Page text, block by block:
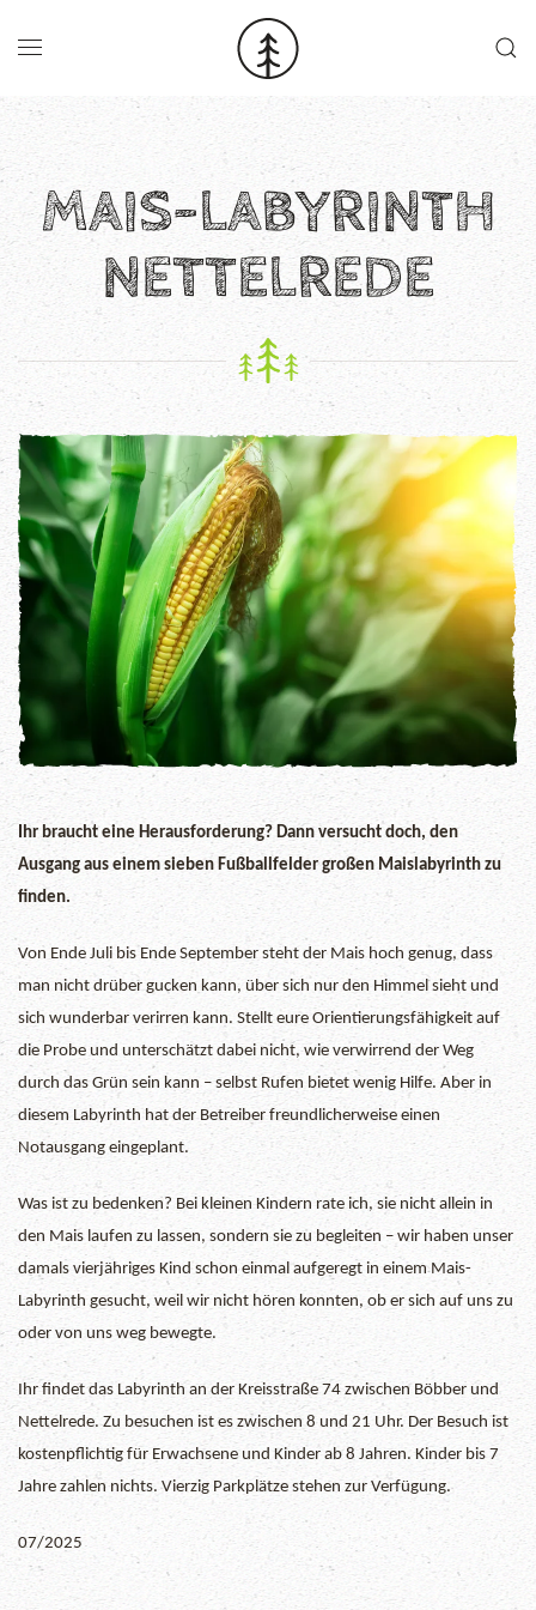
Skip to main content
MAIS-LABYRINTH
NETTELREDE
Ihr braucht eine Herausforderung? Dann versucht doch, den
Ausgang aus einem sieben Fußballfelder großen Maislabyrinth zu
finden.
Von Ende Juli bis Ende September steht der Mais hoch genug, dass
man nicht drüber gucken kann, über sich nur den Himmel sieht und
sich wunderbar verirren kann. Stellt eure Orientierungsfähigkeit auf
die Probe und unterschätzt dabei nicht, wie verwirrend der Weg
durch das Grün sein kann – selbst Rufen bietet wenig Hilfe. Aber in
diesem Labyrinth hat der Betreiber freundlicherweise einen
Notausgang eingeplant.
Was ist zu bedenken? Bei kleinen Kindern rate ich, sie nicht allein in
den Mais laufen zu lassen, sondern sie zu begleiten – wir haben unser
damals vierjähriges Kind schon einmal aufgeregt in einem Mais-
Labyrinth gesucht, weil wir nicht hören konnten, ob er sich auf uns zu
oder von uns weg bewegte.
Ihr findet das Labyrinth an der Kreisstraße 74 zwischen Böbber und
Nettelrede. Zu besuchen ist es zwischen 8 und 21 Uhr. Der Besuch ist
kostenpflichtig für Erwachsene und Kinder ab 8 Jahren. Kinder bis 7
Jahre zahlen nichts. Vierzig Parkplätze stehen zur Verfügung.
07/2025